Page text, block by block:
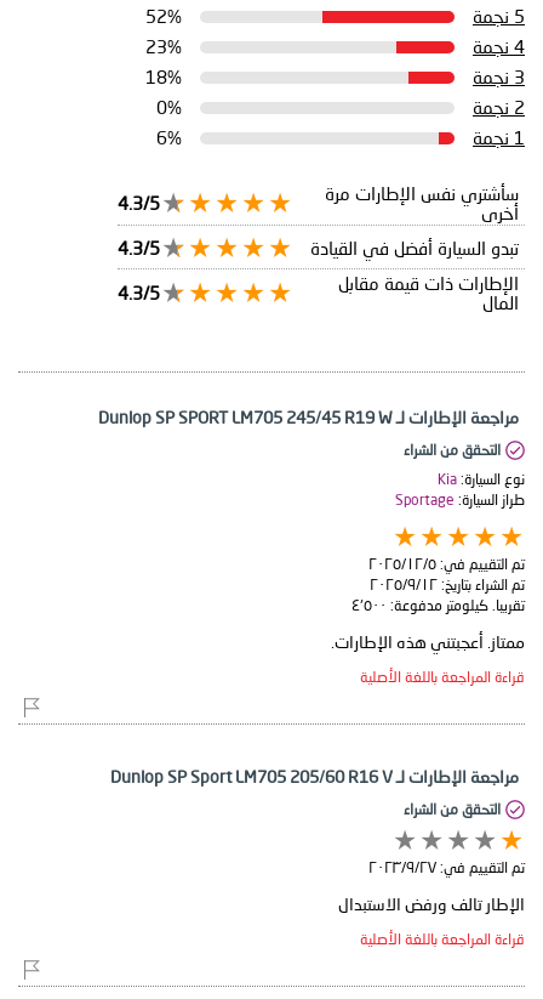
5 نجمة
52%
4 نجمة
23%
3 نجمة
18%
2 نجمة
0%
1 نجمة
6%
سأشتري نفس الإطارات مرة
أخرى
4.3/5
تبدو السيارة أفضل في القيادة
4.3/5
الإطارات ذات قيمة مقابل
المال
4.3/5
مراجعة الإطارات لـ Dunlop SP SPORT LM705 245/45 R19 W
التحقق من الشراء
نوع السيارة: Kia
طراز السيارة: Sportage
تم التقييم في: ٥‏/١٢‏/٢٠٢٥
تم الشراء بتاريخ: ١٢‏/٩‏/٢٠٢٥
تقريبا. كيلومتر مدفوعة: ٤٬٥٠٠
ممتاز. أعجبتني هذه الإطارات.
قراءة المراجعة باللغة الأصلية
مراجعة الإطارات لـ Dunlop SP Sport LM705 205/60 R16 V
التحقق من الشراء
تم التقييم في: ٢٧‏/٩‏/٢٠٢٣
الإطار تالف ورفض الاستبدال
قراءة المراجعة باللغة الأصلية